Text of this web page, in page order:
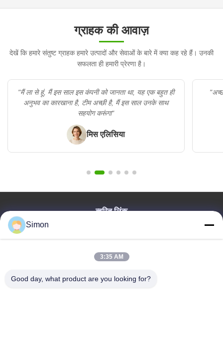
ग्राहक की आवाज़
देखें कि हमारे संतुष्ट ग्राहक हमारे उत्पादों और सेवाओं के बारे में क्या कह रहे हैं। उनकी
सफलता ही हमारी प्रेरणा है।
"मैं ला से हूं, मैं इस साल इस कंपनी को जानता था, यह एक बहुत ही
अनुभव का कारखाना है, टीम अच्छी है, मैं इस साल उनके साथ
सहयोग करूंगा"
मिस एलिसिया
"अच्छा
त्वरित लिंक
उत्पाद
विडियो
ब्लॉग
Simon
3:35 AM
Good day, what product are you looking for?